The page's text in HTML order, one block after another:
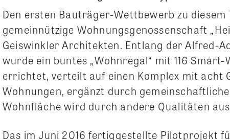
Den ersten Bauträger-Wettbewerb zu diesem
gemeinnützige Wohnungsgenossenschaft
Geiswinkler Architekten. Entlang der Alfred-
wurde ein buntes „Wohnregal“ mit 116
errichtet, verteilt auf einen Komplex mit acht
Wohnungen, ergänzt durch
Wohnfläche wird durch andere Qualitäten
Das im Juni 2016 fertiggestellte Pilotprojekt